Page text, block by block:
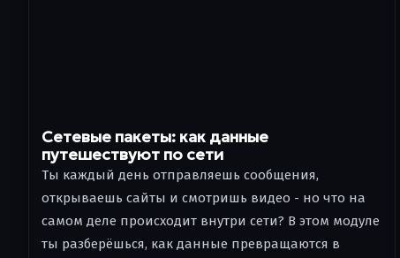
Сетевые пакеты: как данные
путешествуют по сети
Ты каждый день отправляешь сообщения,
открываешь сайты и смотришь видео - но что на
самом деле происходит внутри сети? В этом модуле
ты разберёшься, как данные превращаются в